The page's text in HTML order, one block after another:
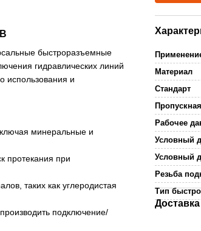
быстроразъемные
гидравлических линий
использования и
минеральные и
протекания при
таких как углеродистая
подключение/
Материал
Стандарт
Рабочее
Условный
Условный
Резьба
Тип
Доставка